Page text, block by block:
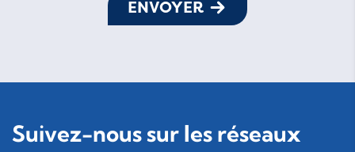
ENVOYER
Suivez-nous sur les réseaux